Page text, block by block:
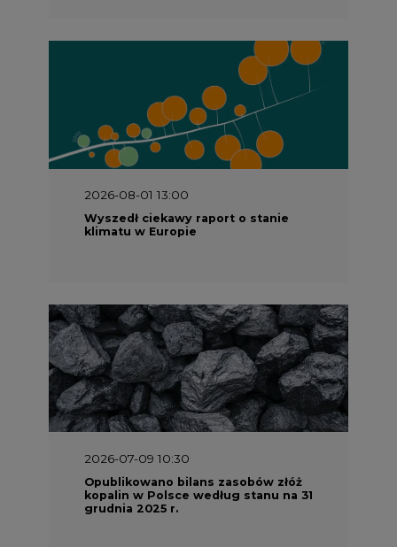
2026-08-01 13:00
Wyszedł ciekawy raport o stanie
klimatu w Europie
2026-07-09 10:30
Opublikowano bilans zasobów złóż
kopalin w Polsce według stanu na 31
grudnia 2025 r.